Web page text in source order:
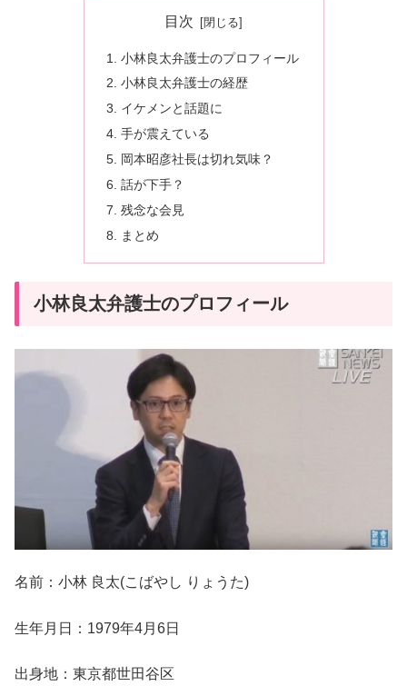
目次
小林良太弁護士のプロフィール
小林良太弁護士の経歴
イケメンと話題に
手が震えている
岡本昭彦社長は切れ気味？
話が下手？
残念な会見
まとめ
小林良太弁護士のプロフィール
名前：小林 良太(こばやし りょうた)
生年月日：1979年4月6日
出身地：東京都世田谷区